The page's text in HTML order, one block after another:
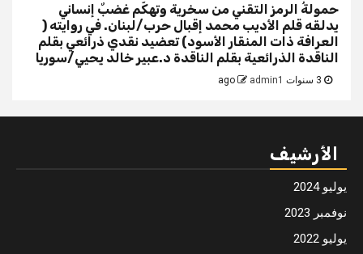
حمولةُ الرمز التقني من سخرية وتهكّم غضبٌ إنساني
يدلقه قلم الأديب محمد إقبال حرب/لبنان. في روايته (
العرافة ذات المنقار الأسود) تعضيد نقدي ذرائعي بقلم
الناقدة الذرائعية بقلم الناقدة د.عبير خالد يحيي/سوريا
admin1
الأرشيف
يوليو 2024
نوفمبر 2023
يوليو 2022